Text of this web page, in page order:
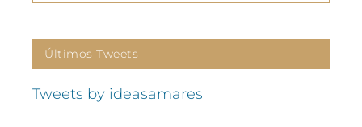
Últimos Tweets
Tweets by ideasamares